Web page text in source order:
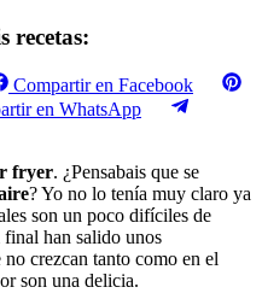
recetas:
Compartir en Facebook
en WhatsApp
fryer. ¿Pensabais que se
? Yo no lo tenía muy claro ya
son un poco difíciles de
han salido unos
no crezcan tanto como en el
son una delicia.